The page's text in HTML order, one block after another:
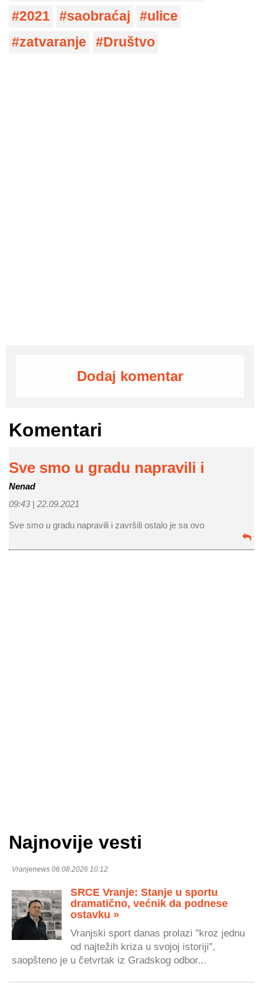
2021
saobraćaj
ulice
zatvaranje
Društvo
Dodaj komentar
Komentari
Sve smo u gradu napravili i
Nenad
09:43 | 22.09.2021
Sve smo u gradu napravili i završili ostalo je sa ovo
Najnovije vesti
Vranjenews 06.08.2026 10:12
SRCE Vranje: Stanje u sportu
dramatično, većnik da podnese
ostavku »
Vranjski sport danas prolazi "kroz jednu
od najtežih kriza u svojoj istoriji",
saopšteno je u četvrtak iz Gradskog odbor...